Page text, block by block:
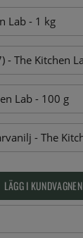
LÄGG I KUNDVAGNEN